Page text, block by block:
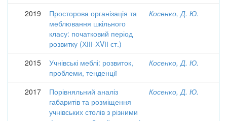
2019
Просторова організація та
меблювання шкільного
класу: початковий період
розвитку (ХІІІ-ХVІІ ст.)
Косенко, Д. Ю.
2015
Учнівські меблі: розвиток,
проблеми, тенденції
Косенко, Д. Ю.
2017
Порівняльний аналіз
габаритів та розміщення
учнівських столів з різними
Косенко, Д. Ю.